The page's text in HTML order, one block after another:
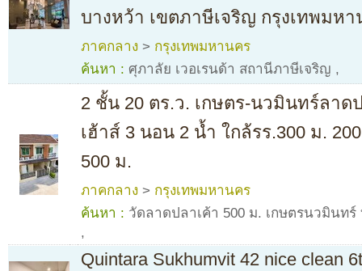
บางหว้า เขตภาษีเจริญ กรุงเทพมหา
ภาคกลาง > กรุงเทพมหานคร
ค้นหา : ศุภาลัย เวอเรนด้า สถานีภาษีเจริญ ,
2 ชั้น 20 ตร.ว. เกษตร-นวมินทร์ลา
เฮ้าส์ 3 นอน 2 น้ำ ใกล้รร.300 ม.
500 ม.
ภาคกลาง > กรุงเทพมหานคร
ค้นหา : วัดลาดปลาเค้า 500 ม. เกษตรนวมินท
,
Quintara Sukhumvit 42 nice clean